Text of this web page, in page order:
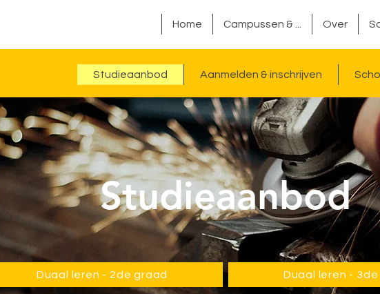
Home Campussen & ... Over
Studieaanbod Aanmelden & inschrijven
Studieaanbod
Duaal leren - 2de graad Duaal leren -